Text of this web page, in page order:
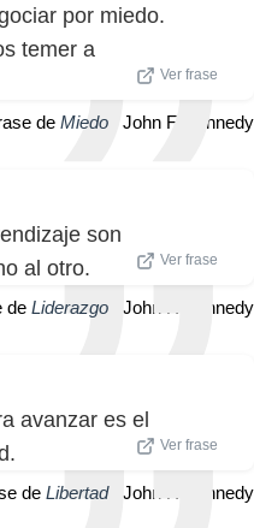
por miedo.
temer a
Ver frase
de Miedo | John F. Kennedy
son
al otro.
Ver frase
de Liderazgo | John F. Kennedy
avanzar es el
Ver frase
de Libertad| John F. Kennedy